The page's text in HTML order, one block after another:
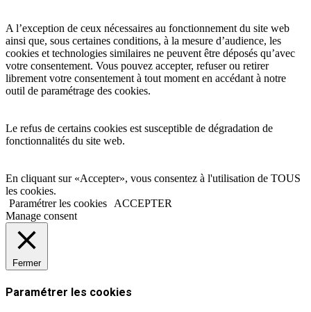
A l’exception de ceux nécessaires au fonctionnement du site web
ainsi que, sous certaines conditions, à la mesure d’audience, les
cookies et technologies similaires ne peuvent être déposés qu’avec
votre consentement. Vous pouvez accepter, refuser ou retirer
librement votre consentement à tout moment en accédant à notre
outil de paramétrage des cookies.
Le refus de certains cookies est susceptible de dégradation de
fonctionnalités du site web.
En cliquant sur «Accepter», vous consentez à l'utilisation de TOUS
les cookies.
Paramétrer les cookies
ACCEPTER
Manage consent
Fermer
Paramétrer les cookies